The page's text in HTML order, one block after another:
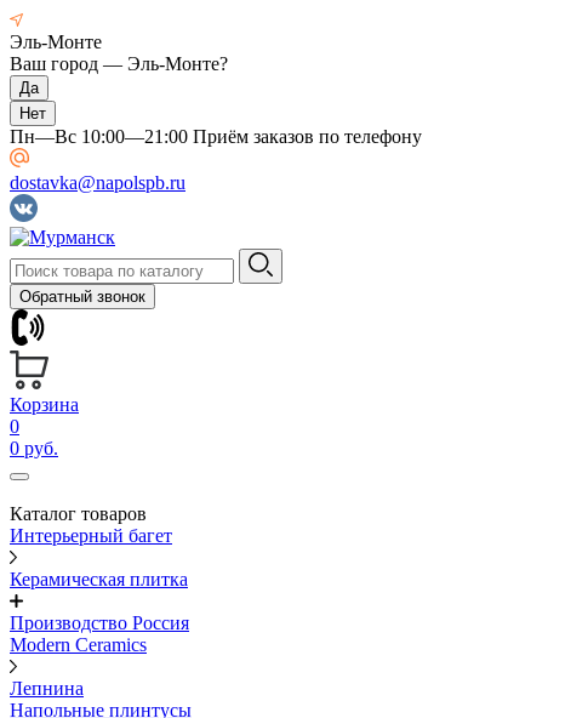
Эль-Монте
Ваш город — Эль-Монте?
Пн—Вс 10:00—21:00 Приём заказов по телефону
dostavka@napolspb.ru
Обратный звонок
Корзина
0
0 руб.
Каталог товаров
Интерьерный багет
Керамическая плитка
Производство Россия
Modern Ceramics
Лепнина
Напольные плинтусы